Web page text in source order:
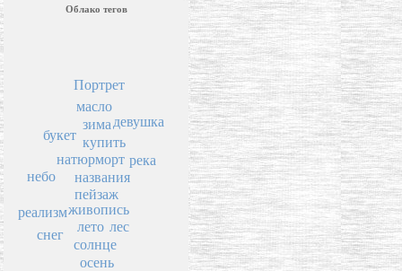
Облако тегов
пейзаж
названия
живопись
лето
натюрморт
купить
солнце
лес
зима
осень
букет
масло
река
снег
реализм
небо
Портрет
девушка